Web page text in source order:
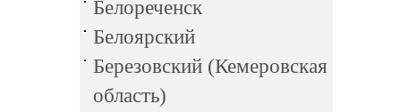
Белореченск
Белоярский
Березовский (Кемеровская
область)